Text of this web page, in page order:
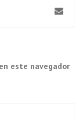
este navegador